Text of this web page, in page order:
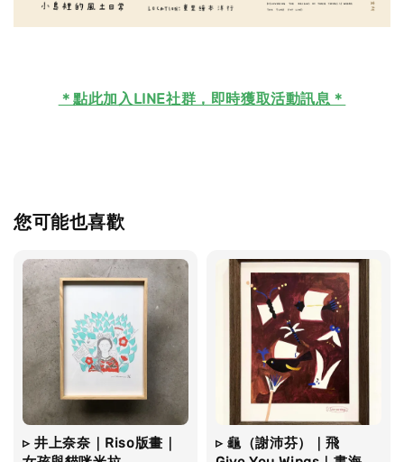
＊點此加入LINE社群，即時獲取活動訊息＊
您可能也喜歡
▹ 井上奈奈｜Riso版畫｜
▹ 龜（謝沛芬）｜飛